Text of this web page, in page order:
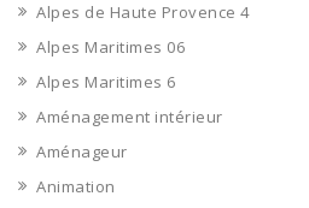
Alpes de Haute Provence 4
Alpes Maritimes 06
Alpes Maritimes 6
Aménagement intérieur
Aménageur
Animation